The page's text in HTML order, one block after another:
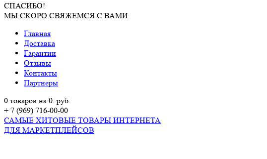
СПАСИБО!
МЫ СКОРО СВЯЖЕМСЯ С ВАМИ.
Главная
Доставка
Гарантии
Отзывы
Контакты
Партнеры
0 товаров на 0. руб.
+ 7 (969) 716-00-00
САМЫЕ ХИТОВЫЕ ТОВАРЫ ИНТЕРНЕТА
ДЛЯ МАРКЕТПЛЕЙСОВ